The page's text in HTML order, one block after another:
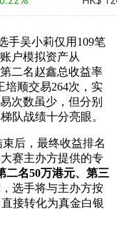
手吴小莉仅用109笔
户模拟资产从
二名赵鑫总收益率
培顺交易264次，实
次数虽少，但分别
队战绩十分亮眼。
后，最终收益排名
赛主办方提供的专
二名50万港元、第三
选手将与主办方按
接转化为真金白银